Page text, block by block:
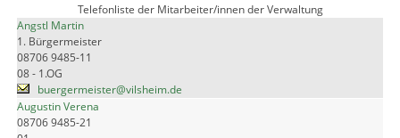
Telefonliste der Mitarbeiter/innen der Verwaltung
Angstl Martin
1. Bürgermeister
08706 9485-11
08 - 1.OG
buergermeister@vilsheim.de
Augustin Verena
08706 9485-21